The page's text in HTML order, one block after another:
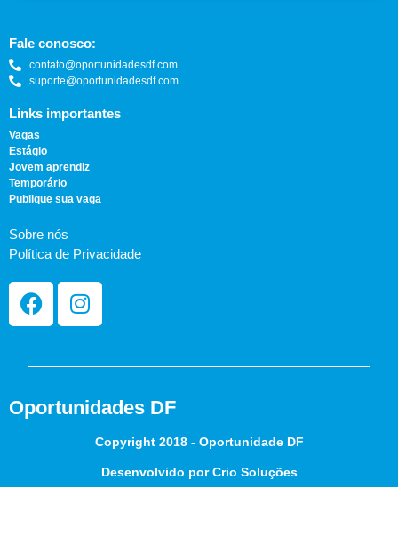
Fale conosco:
contato@oportunidadesdf.com
suporte@oportunidadesdf.com
Links importantes
Vagas
Estágio
Jovem aprendiz
Temporário
Publique sua vaga
Sobre nós
Política de Privacidade
Oportunidades DF
Copyright 2018 - Oportunidade DF
Desenvolvido por Crio Soluções